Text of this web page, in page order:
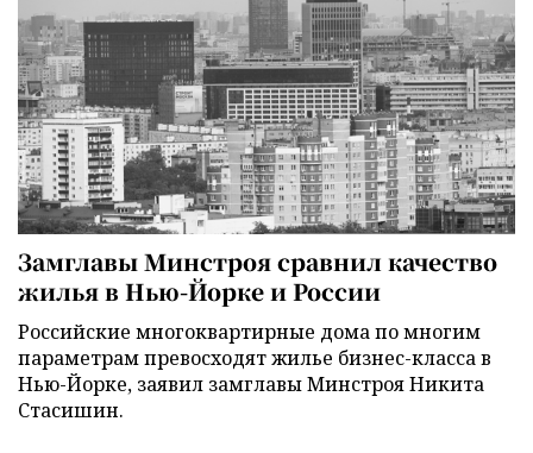
Замглавы Минстроя сравнил качество
жилья в Нью-Йорке и России
Российские многоквартирные дома по многим
параметрам превосходят жилье бизнес-класса в
Нью-Йорке, заявил замглавы Минстроя Никита
Стасишин.